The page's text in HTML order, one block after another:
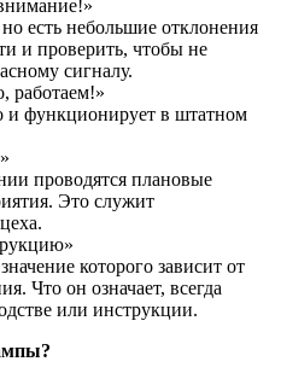
есть небольшие отклонения
и проверить, чтобы не
сигналу.
работаем!»
и функционирует в штатном
проводятся плановые
Это служит
которого зависит от
Что он означает, всегда
или инструкции.